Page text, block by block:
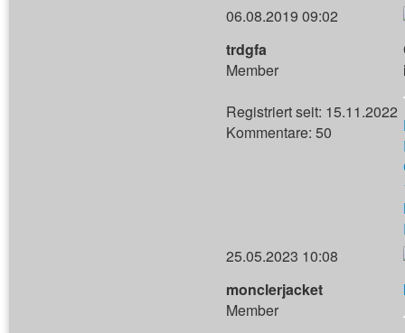
06.08.2019 09:02
trdgfa
Member
Registriert seit: 15.11.2022
Kommentare: 50
25.05.2023 10:08
monclerjacket
Member